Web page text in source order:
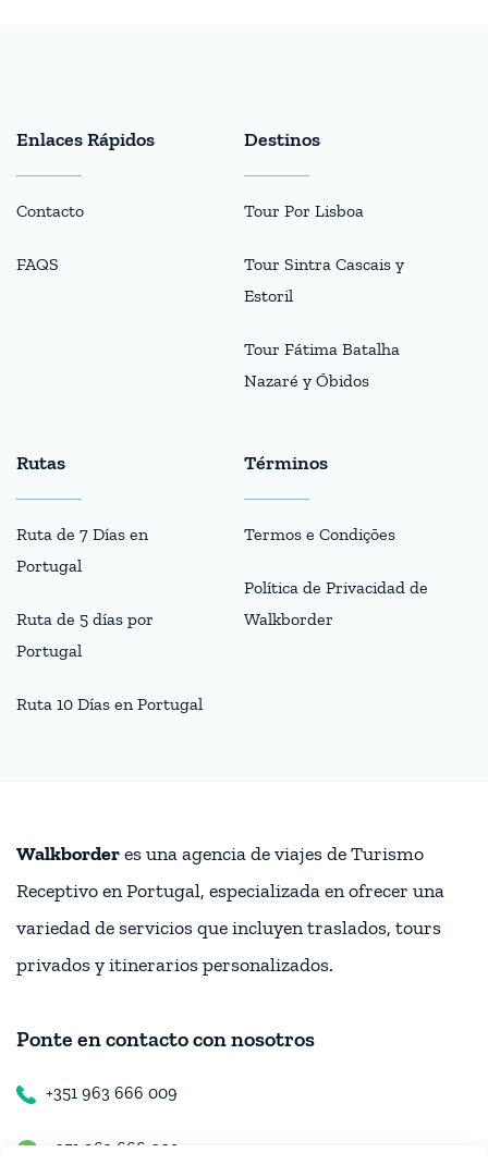
Enlaces Rápidos
Contacto
FAQS
Destinos
Tour Por Lisboa
Tour Sintra Cascais y
Estoril
Tour Fátima Batalha
Nazaré y Óbidos
Rutas
Ruta de 7 Días en
Portugal
Ruta de 5 días por
Portugal
Ruta 10 Días en Portugal
Términos
Termos e Condições
Política de Privacidad de
Walkborder
Walkborderes una agencia de viajes de Turismo
Receptivo en Portugal, especializada en ofrecer una
variedad de servicios que incluyen traslados, tours
privados y itinerarios personalizados.
Ponte en contacto con nosotros
+351 963 666 009
+351 963 666 009